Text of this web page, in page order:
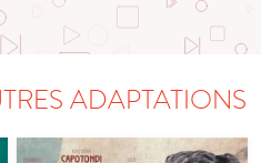
ADAPTATIONS